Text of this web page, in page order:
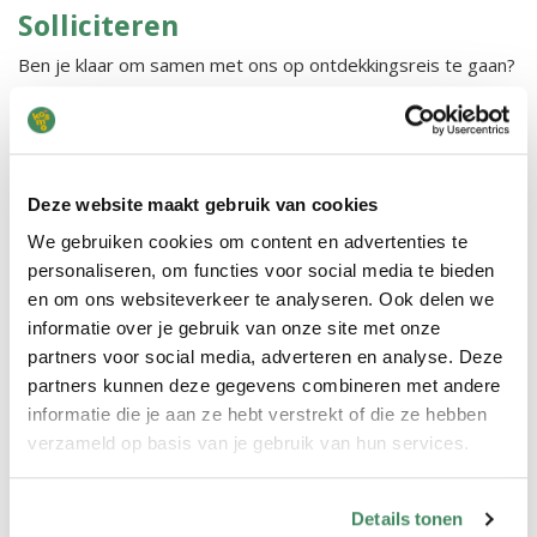
Deze website maakt gebruik van cookies
We gebruiken cookies om content en advertenties te
personaliseren, om functies voor social media te bieden
en om ons websiteverkeer te analyseren. Ook delen we
informatie over je gebruik van onze site met onze
partners voor social media, adverteren en analyse. Deze
partners kunnen deze gegevens combineren met andere
informatie die je aan ze hebt verstrekt of die ze hebben
verzameld op basis van je gebruik van hun services.
Details tonen
Solliciteren
Ben je klaar om samen met ons op ontdekkingsreis te gaan?
en “vertel ons waar jij kinderen het meest van laat stralen.”
Heb je vragen over de functie? Onze recruiters helpen je
Direct solliciteren
Over KOSMO
KOSMO is een kinderopvangorganisatie in het oosten van
Nederland met 60 vestigingen verdeeld over Twente,
vangen we dagelijks zo’n 5.000 kinderen op. Wij hebben een